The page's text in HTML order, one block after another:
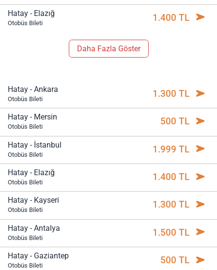
Hatay - Elazığ
Otobüs Bileti 1.400 TL
Daha Fazla Göster
Hatay - Ankara
Otobüs Bileti 1.300 TL
Hatay - Mersin
Otobüs Bileti 500 TL
Hatay - İstanbul
Otobüs Bileti 1.999 TL
Hatay - Elazığ
Otobüs Bileti 1.400 TL
Hatay - Kayseri
Otobüs Bileti 1.300 TL
Hatay - Antalya
Otobüs Bileti 1.500 TL
Hatay - Gaziantep
Otobüs Bileti 500 TL